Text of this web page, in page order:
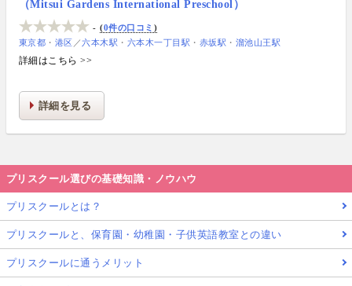
（Mitsui Gardens International Preschool）
-
0件の口コミ
東京都
港区 ／六本木駅 六本木一丁目駅 赤坂駅 溜池山王駅
詳細はこちら >>
詳細を見る
プリスクール選びの基礎知識・ノウハウ
プリスクールとは？
プリスクールと、保育園・幼稚園・子供英語教室との違い
プリスクールに通うメリット